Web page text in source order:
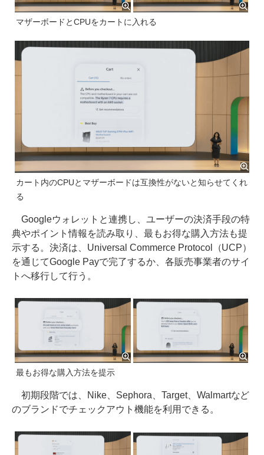
マザーボードとCPUをカートに入れる
カート内のCPUとマザーボードは互換性がないと知らせてくれ
る
Googleウォレットと連携し、ユーザーの決済手段の特
典やポイント情報を読み取り、最もお得な購入方法も提
示する。決済は、Universal Commerce Protocol（UCP）
を通じてGoogle Payで完了するか、各販売事業者のサイ
トへ移行して行う。
最もお得な購入方法を提示
初期段階では、Nike、Sephora、Target、Walmartなど
のブランドでチェックアウト機能を利用できる。